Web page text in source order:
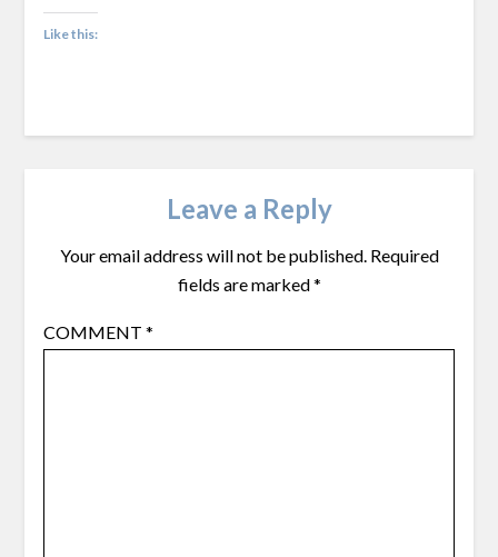
Like this:
Leave a Reply
Your email address will not be published. Required
fields are marked*
COMMENT *